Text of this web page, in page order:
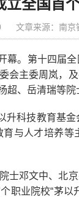
全国首
文章来源：南京
。第十四届全
会主委周岚，
、岳清瑞等院
科技教育基金
与人才培养
邓文中、北京
职业院校“茅